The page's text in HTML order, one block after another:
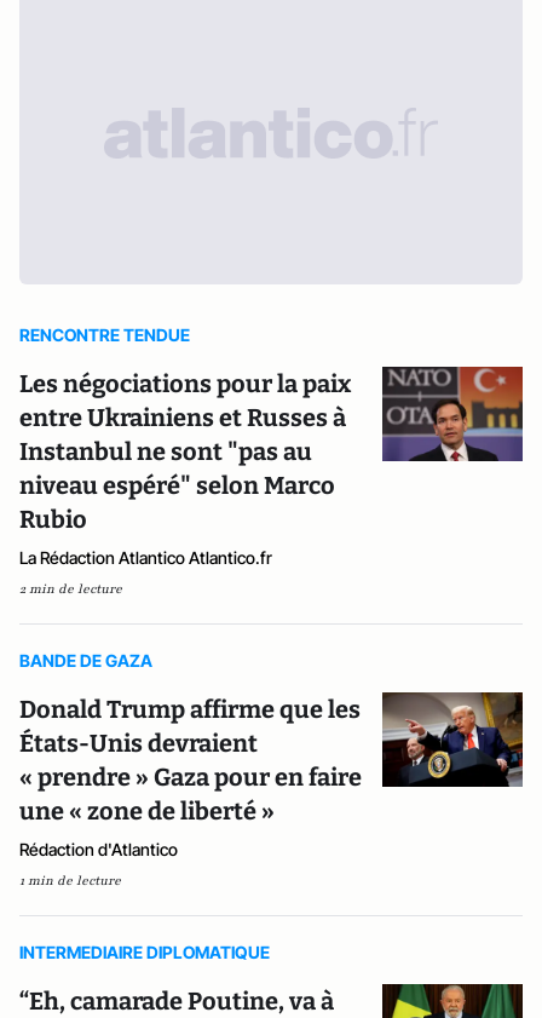
RENCONTRE TENDUE
Les négociations pour la paix
entre Ukrainiens et Russes à
Instanbul ne sont "pas au
niveau espéré" selon Marco
Rubio
La Rédaction Atlantico Atlantico.fr
2 min de lecture
BANDE DE GAZA
Donald Trump affirme que les
États-Unis devraient
« prendre » Gaza pour en faire
une « zone de liberté »
Rédaction d'Atlantico
1 min de lecture
INTERMEDIAIRE DIPLOMATIQUE
“Eh, camarade Poutine, va à